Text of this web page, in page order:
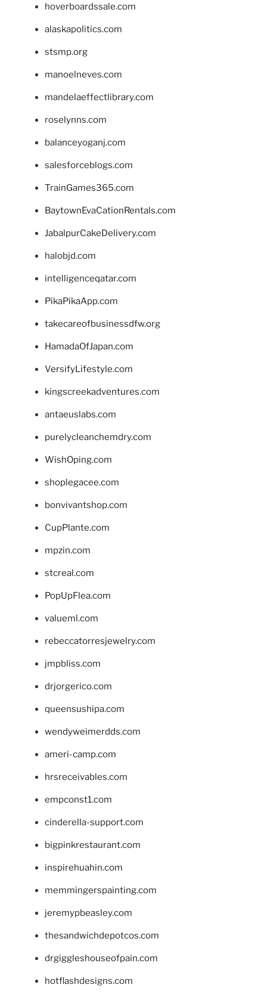
hoverboardssale.com
alaskapolitics.com
stsmp.org
manoelneves.com
mandelaeffectlibrary.com
roselynns.com
balanceyoganj.com
salesforceblogs.com
TrainGames365.com
BaytownEvaCationRentals.com
JabalpurCakeDelivery.com
halobjd.com
intelligenceqatar.com
PikaPikaApp.com
takecareofbusinessdfw.org
HamadaOfJapan.com
VersifyLifestyle.com
kingscreekadventures.com
antaeuslabs.com
purelycleanchemdry.com
WishOping.com
shoplegacee.com
bonvivantshop.com
CupPlante.com
mpzin.com
stcreal.com
PopUpFlea.com
valueml.com
rebeccatorresjewelry.com
jmpbliss.com
drjorgerico.com
queensushipa.com
wendyweimerdds.com
ameri-camp.com
hrsreceivables.com
empconst1.com
cinderella-support.com
bigpinkrestaurant.com
inspirehuahin.com
memmingerspainting.com
jeremypbeasley.com
thesandwichdepotcos.com
drgiggleshouseofpain.com
hotflashdesigns.com